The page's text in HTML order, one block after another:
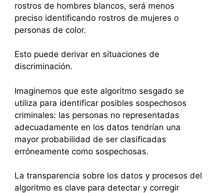
rostros de hombres blancos, será menos
preciso identificando rostros de mujeres o
personas de color.
Esto puede derivar en situaciones de
discriminación.
Imaginemos que este algoritmo sesgado se
utiliza para identificar posibles sospechosos
criminales: las personas no representadas
adecuadamente en los datos tendrían una
mayor probabilidad de ser clasificadas
erróneamente como sospechosas.
La transparencia sobre los datos y procesos del
algoritmo es clave para detectar y corregir